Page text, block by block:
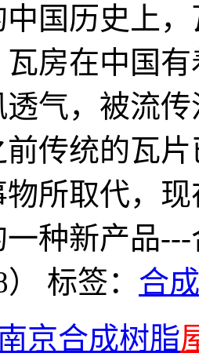
国历史上
瓦房在中国
透气，被流
传统的瓦
物所取代，
种新产品
标签： 合
京合成树脂